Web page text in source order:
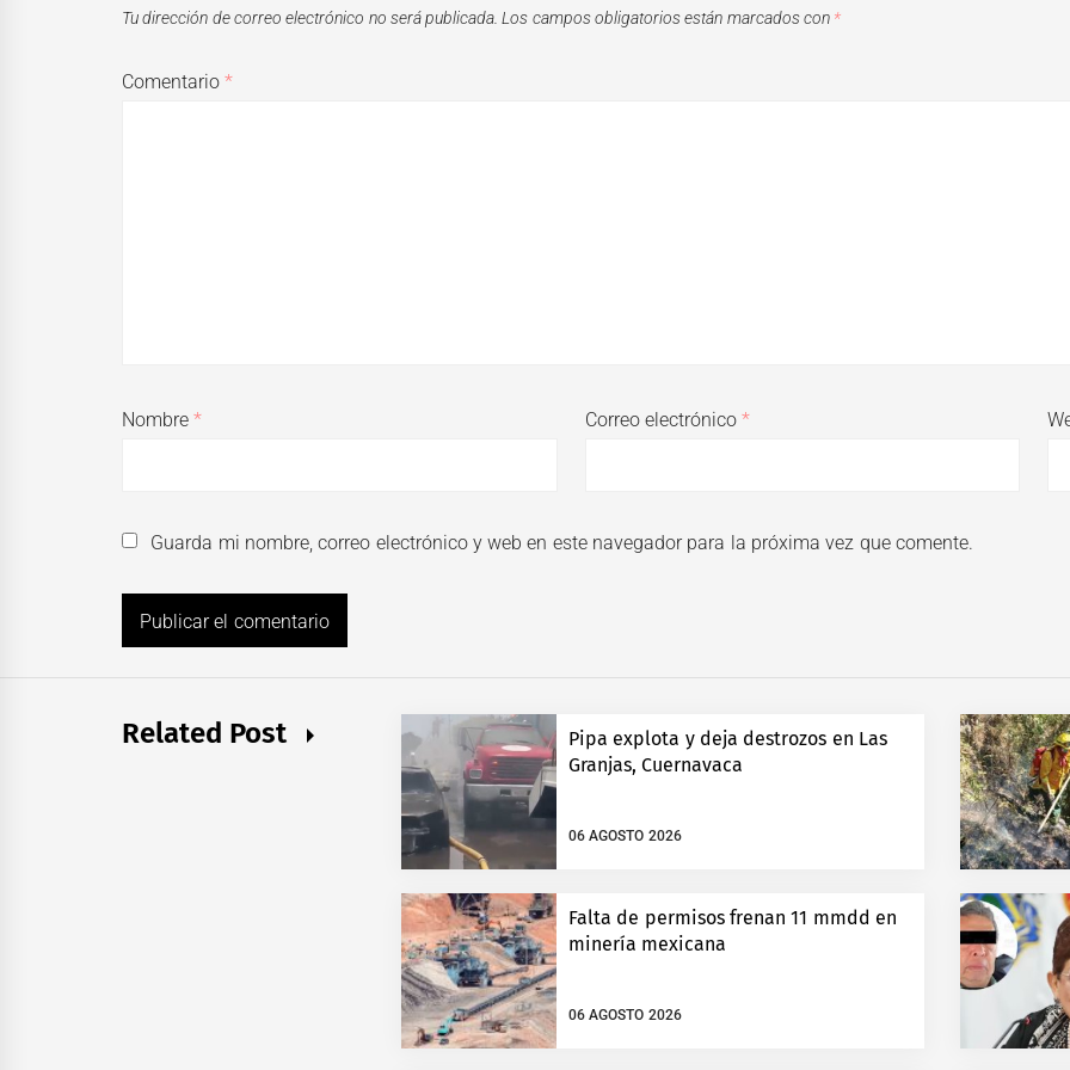
Tu dirección de correo electrónico no será publicada. Los campos obligatorios están marcados con *
Comentario*
Nombre* Correo electrónico*
Guarda mi nombre, correo electrónico y web en este navegador para la próxima vez que comente.
Related Post
Pipa explota y deja destrozos en Las
Granjas, Cuernavaca
06 AGOSTO 2026
Falta de permisos frenan 11 mmdd en
minería mexicana
06 AGOSTO 2026